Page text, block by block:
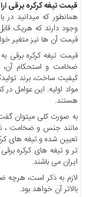
اقتصادی
اخبار
جدید
اخبار
حوادث
اخبار
سیاسی
فرهنگی
دسترسی
سریع
صفحه
اصلی
قیمت تیغه کرکره برقی
همانطور که میدانید در
وجود دارند که هریک
قیمت آن ها نیز متغیر
قیمت تیغه کرکره برقی
ضخامت و استحکام آن،
کیفیت ساخت، برند
مواد اولیه. این عوامل
هستند.
به صورت کلی میتوان
مانند جنس و ضخامت ،
تعیین شده و.تیغه های
تر و تیغه های کرکره
ایران می باشند.
لازم به ذکر است، هرچه
بالاتر آن خواهد بود.